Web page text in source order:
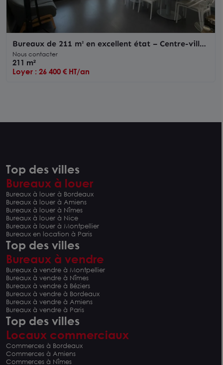
Bureaux de 211 m² en excellent état – Centre-ville
de Poitiers, proche de la gare
Nous contacter
211 m²
Loyer : 26 400 € HT/an
Top des villes
Bureaux à louer
Bureaux à louer à Bordeaux
Bureaux à louer à Amiens
Bureaux à louer à Nîmes
Bureaux à louer à Nice
Bureaux à louer à Montpellier
Bureaux en location à Paris
Top des villes
Bureaux à vendre
Bureaux à vendre à Montpellier
Bureaux à vendre à Nîmes
Bureaux à vendre à Béziers
Bureaux à vendre à Bordeaux
Bureaux à vendre à Amiens
Bureaux à vendre à Paris
Top des villes
Locaux commerciaux
Commerces à Bordeaux
Commerces à Amiens
Commerces à Nîmes